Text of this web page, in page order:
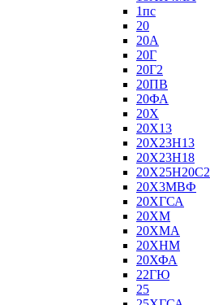
1пс
20
20А
20Г
20Г2
20ПВ
20ФА
20Х
20Х13
20Х23Н13
20Х23Н18
20Х25Н20С2
20Х3МВФ
20ХГСА
20ХМ
20ХМА
20ХНМ
20ХФА
22ГЮ
25